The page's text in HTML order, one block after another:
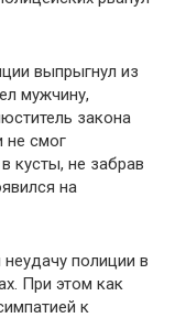
выпрыгнул из
мужчину,
закона
не смог
кусты, не забрав
на
полиции в
При этом как
к